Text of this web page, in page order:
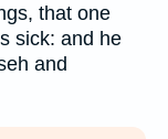
that one
sick: and he
and